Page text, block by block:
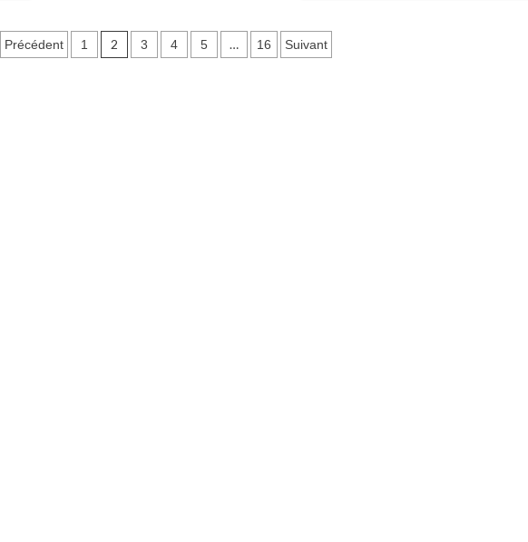
Pagination
Précédent 1 2 3 4 5 … 16 Suivant